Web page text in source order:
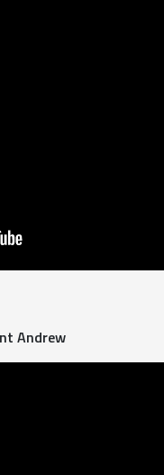
Andrew